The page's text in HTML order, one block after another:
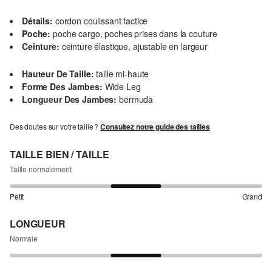
Détails: cordon coulissant factice
Poche: poche cargo, poches prises dans la couture
Ceinture: ceinture élastique, ajustable en largeur
Hauteur De Taille: taille mi-haute
Forme Des Jambes: Wide Leg
Longueur Des Jambes: bermuda
Des doutes sur votre taille ?Consultez notre guide des tailles
TAILLE BIEN / TAILLE
Taille normalement
Petit Grand
LONGUEUR
Normale